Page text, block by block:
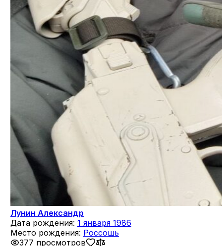
Лунин Александр
Дата рождения: 1 января 1986
Место рождения: Россошь
377 просмотров